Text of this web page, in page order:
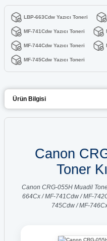
LBP-663Cdw Yazıcı Toneri
MF-741Cdw Yazıcı Toneri
MF-744Cdw Yazıcı Toneri
MF-745Cdw Yazıcı Toneri
Ürün Bilgisi
Canon
Toner
Canon CRG-055H Muadil
664Cx / MF-741Cdw / MF-
745Cdw / MF-